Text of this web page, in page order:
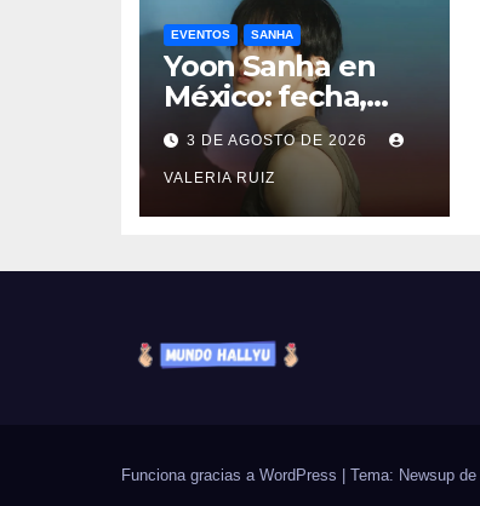
EVENTOS SANHA
Yoon Sanha en
México: fecha,
precios y boletos
del FANCON
3 DE AGOSTO DE 2026
VALERIA RUIZ
Funciona gracias a WordPress Tema: Newsup de